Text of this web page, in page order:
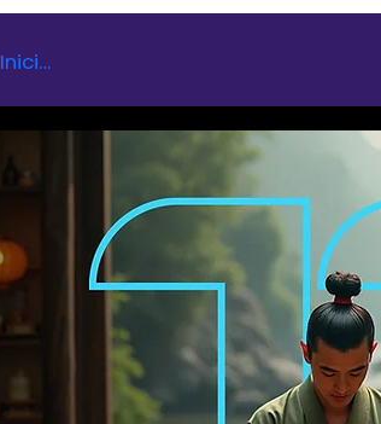
Iniciar sesión